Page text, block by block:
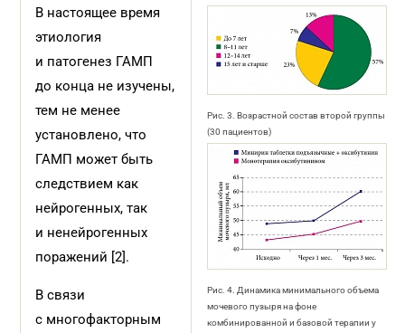
Рис. 3. Возрастной состав второй группы
(30 пациентов)
Рис. 4. Динамика минимального объема
мочевого пузыря на фоне
комбинированной и базовой терапии у
В настоящее время
этиология
и патогенез ГАМП
до конца не изучены,
тем не менее
установлено, что
ГАМП может быть
следствием как
нейрогенных, так
и ненейрогенных
поражений [2].
В связи
с многофакторным